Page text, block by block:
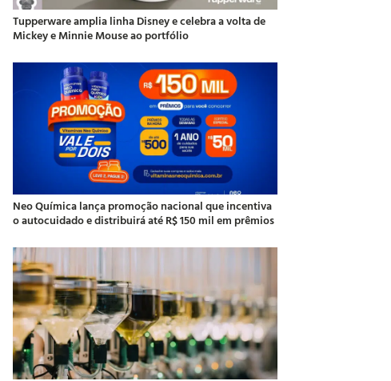
Tupperware amplia linha Disney e celebra a volta de
Mickey e Minnie Mouse ao portfólio
Neo Química lança promoção nacional que incentiva
o autocuidado e distribuirá até R$ 150 mil em prêmios